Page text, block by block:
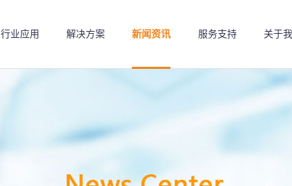
行业应用 解决方案 新闻资讯 服务支持 关于